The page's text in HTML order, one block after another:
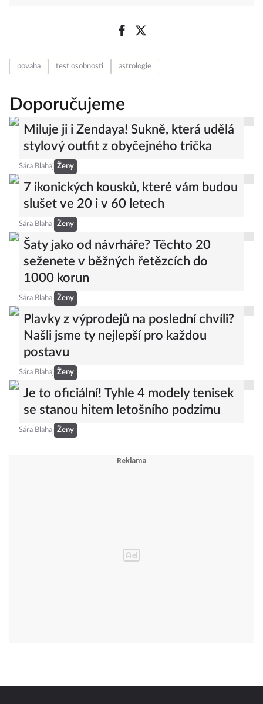
povaha test osobnosti astrologie
Doporučujeme
Miluje ji i Zendaya! Sukně, která udělá
stylový outfit z obyčejného trička
Sára Blahaj Ženy
7 ikonických kousků, které vám budou
slušet ve 20 i v 60 letech
Sára Blahaj Ženy
Šaty jako od návrháře? Těchto 20
seženete v běžných řetězcích do
1000 korun
Sára Blahaj Ženy
Plavky z výprodejů na poslední chvíli?
Našli jsme ty nejlepší pro každou
postavu
Sára Blahaj Ženy
Je to oficiální! Tyhle 4 modely tenisek
se stanou hitem letošního podzimu
Sára Blahaj Ženy